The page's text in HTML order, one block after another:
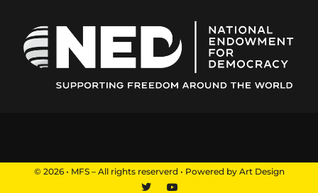
© 2026 • MFS – All rights reserverd • Powered by Art Design